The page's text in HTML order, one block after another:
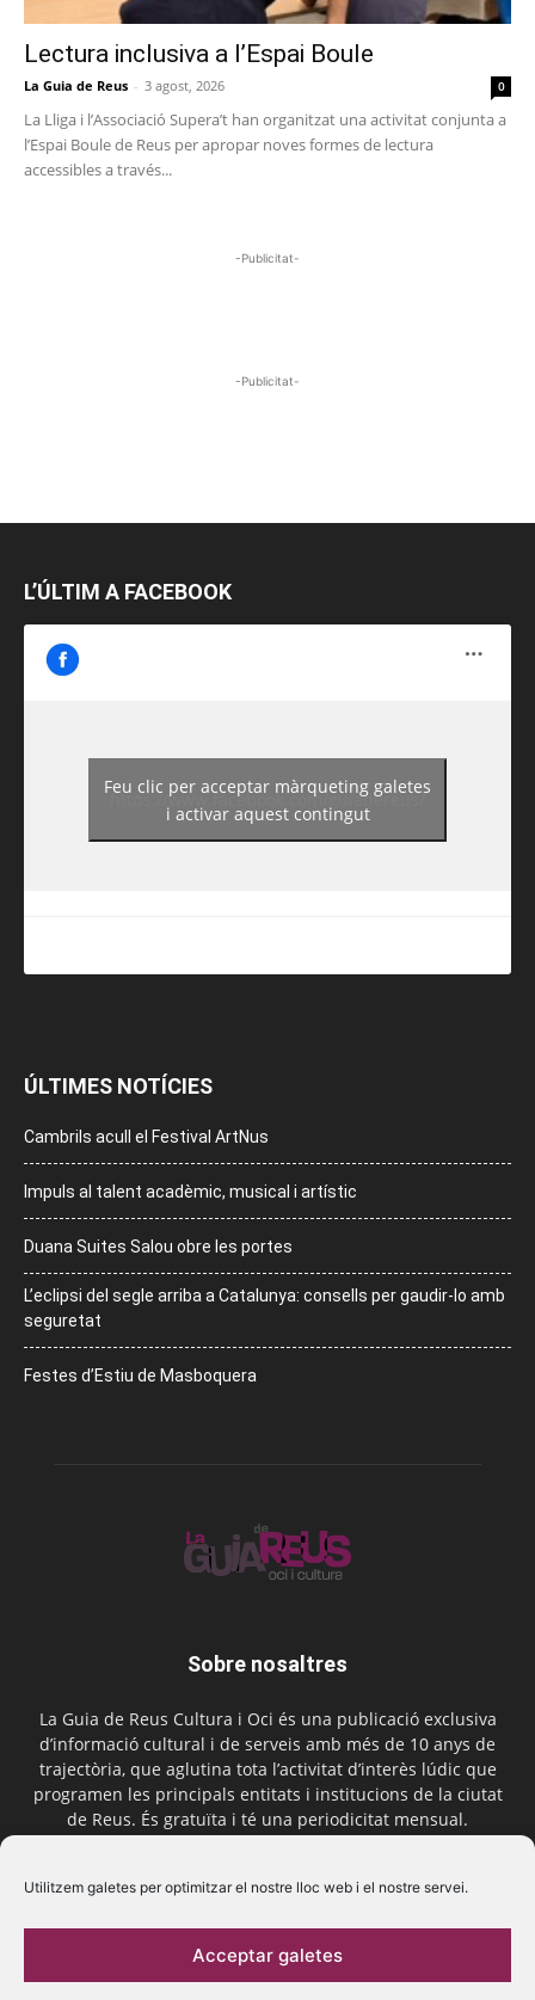
Utilitzem galetes per optimitzar el nostre lloc web i el nostre servei.
Acceptar galetes
Lectura inclusiva a l’Espai Boule
La Guia de Reus - 3 agost, 2026 0
La Lliga i l’Associació Supera’t han organitzat una activitat conjunta a
l’Espai Boule de Reus per apropar noves formes de lectura
accessibles a través...
-Publicitat-
-Publicitat-
L’ÚLTIM A FACEBOOK
https://www.facebook.com/guiadereus/
Feu clic per acceptar màrqueting galetes
i activar aquest contingut
ÚLTIMES NOTÍCIES
Cambrils acull el Festival ArtNus
Impuls al talent acadèmic, musical i artístic
Duana Suites Salou obre les portes
L’eclipsi del segle arriba a Catalunya: consells per gaudir-lo amb
seguretat
Festes d’Estiu de Masboquera
Sobre nosaltres
La Guia de Reus Cultura i Oci és una publicació exclusiva
d’informació cultural i de serveis amb més de 10 anys de
trajectòria, que aglutina tota l’activitat d’interès lúdic que
programen les principals entitats i institucions de la ciutat
de Reus. És gratuïta i té una periodicitat mensual.
Segueix-nos